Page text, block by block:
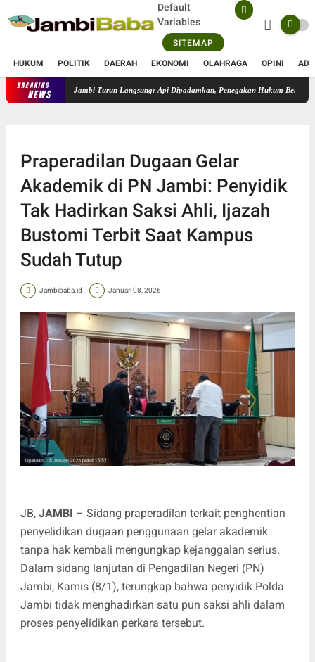
Default
Variables
SITEMAP
HUKUM POLITIK DAERAH EKONOMI OLAHRAGA OPINI
BREAKING
NEWS Karhutla 50 Hektare di Sungai Gelam, Kapolres Muaro Jambi Turun
Praperadilan Dugaan Gelar
Akademik di PN Jambi: Penyidik
Tak Hadirkan Saksi Ahli, Ijazah
Bustomi Terbit Saat Kampus
Sudah Tutup
Jambibaba.id Januari 08, 2026
JB, JAMBI – Sidang praperadilan terkait penghentian
penyelidikan dugaan penggunaan gelar akademik
tanpa hak kembali mengungkap kejanggalan serius.
Dalam sidang lanjutan di Pengadilan Negeri (PN)
Jambi, Kamis (8/1), terungkap bahwa penyidik Polda
Jambi tidak menghadirkan satu pun saksi ahli dalam
proses penyelidikan perkara tersebut.